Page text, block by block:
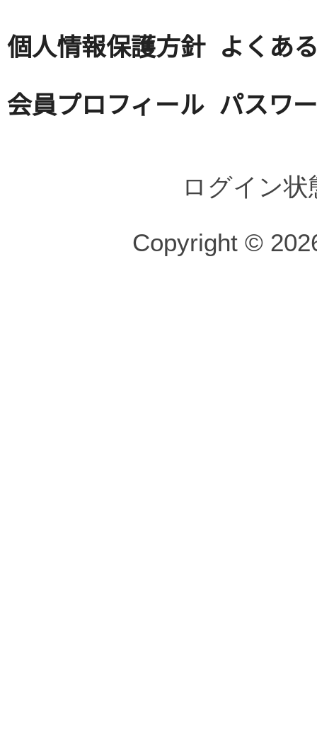
個人情報保護方針 よくあ
会員プロフィール パスワ
ログイン
Copyright ©